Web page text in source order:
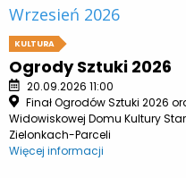
Wrzesień 2026
KULTURA
Ogrody Sztuki 2026
20.09.2026 11:00
Finał Ogrodów Sztuki 2026
Widowiskowej Domu Kultury
Zielonkach-Parceli
Więcej informacji